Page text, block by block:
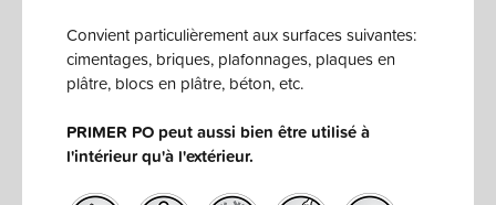
Convient particulièrement aux surfaces suivantes:
cimentages, briques, plafonnages, plaques en
plâtre, blocs en plâtre, béton, etc.
PRIMER PO peut aussi bien être utilisé à
l'intérieur qu'à l'extérieur.